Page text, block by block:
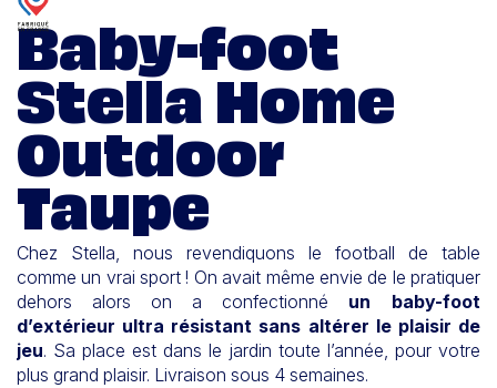
Baby-foot
Stella Home
Outdoor
Taupe
Chez Stella, nous revendiquons le football de table
comme un vrai sport ! On avait même envie de le pratiquer
dehors alors on a confectionné un baby-foot
d’extérieur ultra résistant sans altérer le plaisir de
jeu. Sa place est dans le jardin toute l’année, pour votre
plus grand plaisir. Livraison sous 4 semaines.